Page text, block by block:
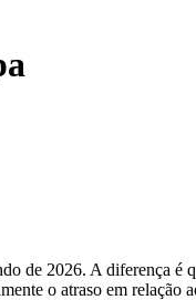
de 2026. A diferença é
o atraso em relação